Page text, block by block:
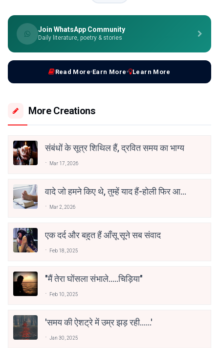
Join WhatsApp Community
Daily literature, poetry & stories
Read More Earn More Learn More
More Creations
संबंधों के सूत्र शिथिल हैं, द्रवित समय का भाग्य
Mar 17, 2026
वादे जो हमने किए थे, तुम्हें याद हैं-होली फिर आई
Mar 2, 2026
एक दर्द और बहुत हैं आँसू सूने सब संवाद
Feb 18, 2025
"मैं तेरा घोंसला संभाले.....चिड़िया"
Feb 10, 2025
'समय की ऐशट्रे में उम्र झड़ रही......'
Jan 30, 2025